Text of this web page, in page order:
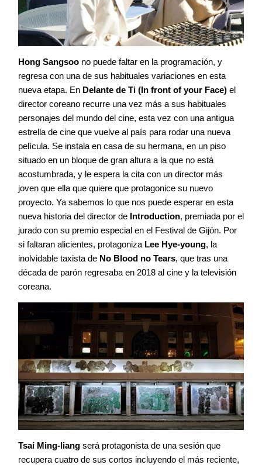
Hong Sangsoo no puede faltar en la programación, y
regresa con una de sus habituales variaciones en esta
nueva etapa. En Delante de Ti (In front of your Face) el
director coreano recurre una vez más a sus habituales
personajes del mundo del cine, esta vez con una antigua
estrella de cine que vuelve al país para rodar una nueva
película. Se instala en casa de su hermana, en un piso
situado en un bloque de gran altura a la que no está
acostumbrada, y le espera la cita con un director más
joven que ella que quiere que protagonice su nuevo
proyecto. Ya sabemos lo que nos puede esperar en esta
nueva historia del director de Introduction, premiada por el
jurado con su premio especial en el Festival de Gijón. Por
si faltaran alicientes, protagoniza Lee Hye-young, la
inolvidable taxista de No Blood no Tears, que tras una
década de parón regresaba en 2018 al cine y la televisión
coreana.
Tsai Ming-liang será protagonista de una sesión que
recupera cuatro de sus cortos incluyendo el más reciente,